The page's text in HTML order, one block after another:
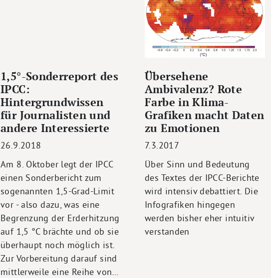
1,5°-Sonderreport des
IPCC:
Hintergrundwissen
für Journalisten und
andere Interessierte
26.9.2018
Am 8. Oktober legt der IPCC
einen Sonderbericht zum
sogenannten 1,5-Grad-Limit
vor - also dazu, was eine
Begrenzung der Erderhitzung
auf 1,5 °C brächte und ob sie
überhaupt noch möglich ist.
Zur Vorbereitung darauf sind
mittlerweile eine Reihe von…
Übersehene
Ambivalenz? Rote
Farbe in Klima-
Grafiken macht Daten
zu Emotionen
7.3.2017
Über Sinn und Bedeutung
des Textes der IPCC-Berichte
wird intensiv debattiert. Die
Infografiken hingegen
werden bisher eher intuitiv
verstanden